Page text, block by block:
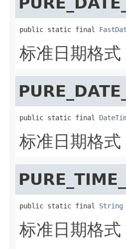
public static final
标准日期格式
public static final
标准日期格式
public static final String
标准日期格